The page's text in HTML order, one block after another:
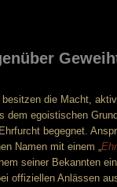
die Macht,
dem egoistischen
begegnet.
Namen mit einem „
seiner Bekannten
offiziellen Anlässen